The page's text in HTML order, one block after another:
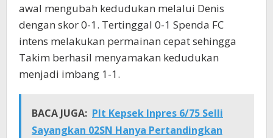
awal mengubah kedudukan melalui Denis
dengan skor 0-1. Tertinggal 0-1 Spenda FC
intens melakukan permainan cepat sehingga
Takim berhasil menyamakan kedudukan
menjadi imbang 1-1.
BACA JUGA: Plt Kepsek Inpres 6/75 Selli
Sayangkan 02SN Hanya Pertandingkan